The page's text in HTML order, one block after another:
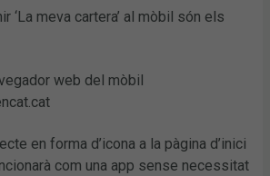
‘La meva cartera’ al mòbil són els
web del mòbil
en forma d’icona a la pàgina d’inici
com una app sense necessitat